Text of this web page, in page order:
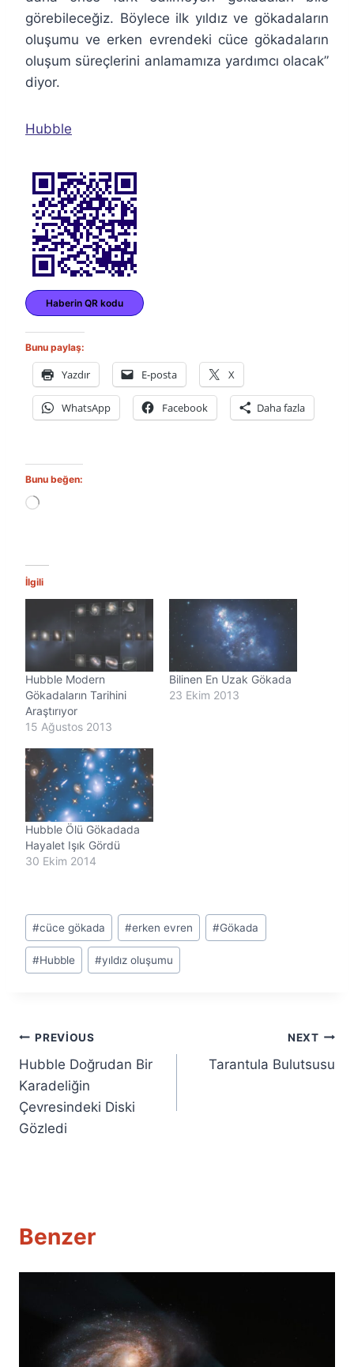
görebileceğiz. Böylece ilk yıldız ve gökadaların
oluşumu ve erken evrendeki cüce gökadaların
oluşum süreçlerini anlamamıza yardımcı olacak”
diyor.
Hubble
Haberin QR kodu
Bunu paylaş:
Yazdır E-posta X
WhatsApp Facebook Daha fazla
Bunu beğen:
Y
n
r
.
İlgili
Hubble Modern
Gökadaların Tarihini
Araştırıyor
15 Ağustos 2013
Bilinen En Uzak Gökada
23 Ekim 2013
Hubble Ölü Gökadada
Hayalet Işık Gördü
30 Ekim 2014
Post
Tags:
#cüce gökada #erken evren #Gökada
#Hubble #yıldız oluşumu
Yazı
gezinmesi
PREVIOUS
Hubble Doğrudan Bir
Karadeliğin
Çevresindeki Diski
Gözledi
NEXT
Tarantula Bulutsusu
Benzer